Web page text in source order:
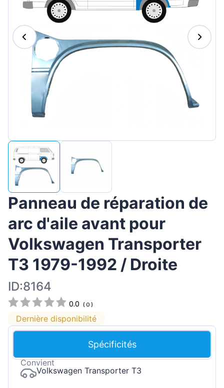
Magyar
Panneau de réparation de
arc d'aile avant pour
Volkswagen Transporter
T3 1979-1992 / Droite
ID:8164
0.0 (0 )
Dernière disponibilité
Spécificités
Convient
Volkswagen Transporter T3